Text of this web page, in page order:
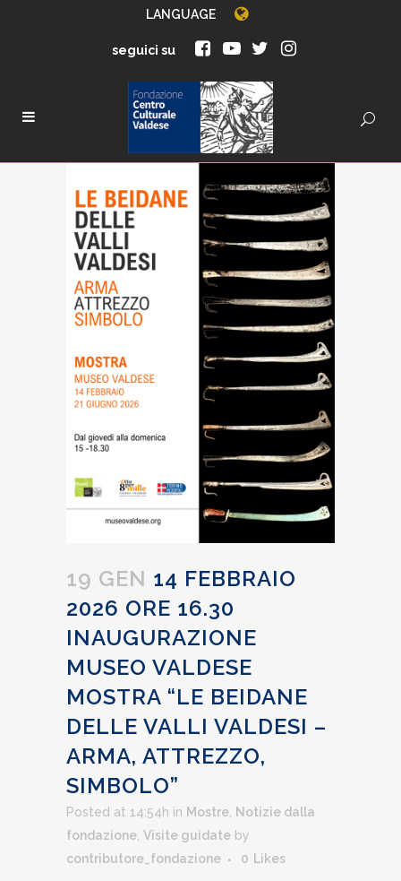
LANGUAGE
seguici su
19 GEN 14 FEBBRAIO
2026 ORE 16.30
INAUGURAZIONE
MUSEO VALDESE
MOSTRA “LE BEIDANE
DELLE VALLI VALDESI –
ARMA, ATTREZZO,
SIMBOLO”
Posted at 14:54h in Mostre, Notizie dalla
fondazione, Visite guidate by
contributore_fondazione
0 Likes